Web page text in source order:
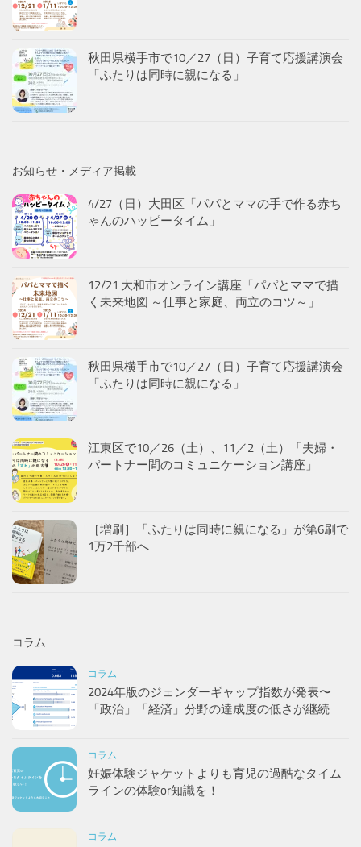
秋田県横手市で10／27（日）子育て応援講演会
「ふたりは同時に親になる」
お知らせ・メディア掲載
4/27（日）大田区「パパとママの手で作る赤ち
ゃんのハッピータイム」
12/21 大和市オンライン講座「パパとママで描
く未来地図 ～仕事と家庭、両立のコツ～」
秋田県横手市で10／27（日）子育て応援講演会
「ふたりは同時に親になる」
江東区で10／26（土）、11／2（土）「夫婦・
パートナー間のコミュニケーション講座」
［増刷］「ふたりは同時に親になる」が第6刷で
1万2千部へ
コラム
コラム
2024年版のジェンダーギャップ指数が発表〜
「政治」「経済」分野の達成度の低さが継続
コラム
妊娠体験ジャケットよりも育児の過酷なタイム
ラインの体験or知識を！
コラム